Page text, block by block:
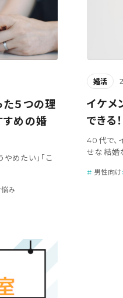
た５つの理
すめの婚
めたい」「こ
悩み
婚活
イケメ
できる
40代で、
せな結婚
男性向け